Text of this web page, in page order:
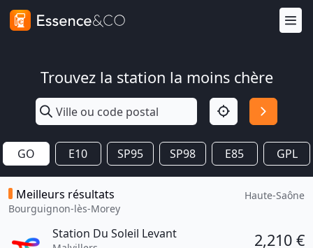
Trouvez la station la moins chère
GO E10 SP95 SP98 E85 GPL
Meilleurs résultats
Bourguignon-lès-Morey
Haute-Saône
Station Du Soleil Levant 2,210 €